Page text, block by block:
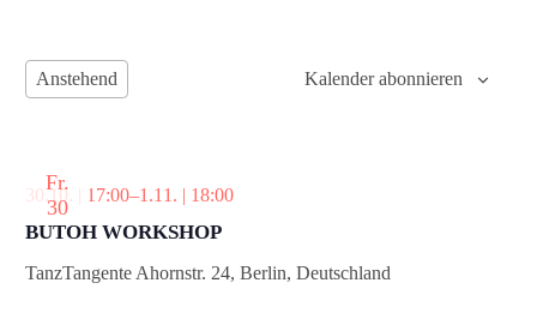
Kalender abonnieren
Anstehend
u
w
ä
Fr.
30
BUTOH WORKSHOP
30.10. | 17:00–1.11. | 18:00
TanzTangenteAhornstr. 24, Berlin, Deutschland